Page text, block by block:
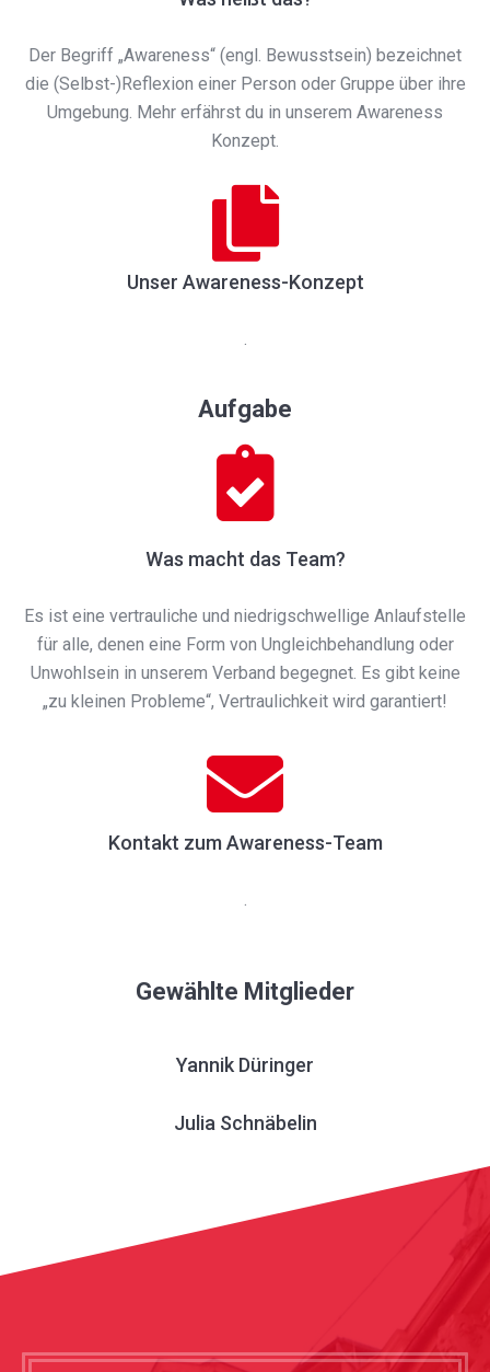
Der Begriff „Awareness“ (engl. Bewusstsein) bezeichnet
die (Selbst-)Reflexion einer Person oder Gruppe über ihre
Umgebung. Mehr erfährst du in unserem Awareness
Konzept.
Unser Awareness-Konzept
.
Aufgabe
Was macht das Team?
Es ist eine vertrauliche und niedrigschwellige Anlaufstelle
für alle, denen eine Form von Ungleichbehandlung oder
Unwohlsein in unserem Verband begegnet. Es gibt keine
„zu kleinen Probleme“, Vertraulichkeit wird garantiert!
Kontakt zum Awareness-Team
.
Gewählte Mitglieder
Yannik Düringer
Julia Schnäbelin